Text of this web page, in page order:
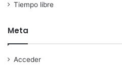
Tiempo libre
Meta
Acceder